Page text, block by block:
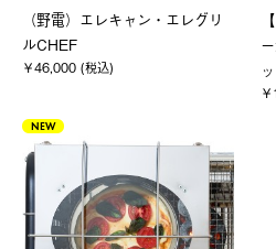
（野電）エレキャン・エレグリ
ルCHEF
￥46,000 (税込)
NEW